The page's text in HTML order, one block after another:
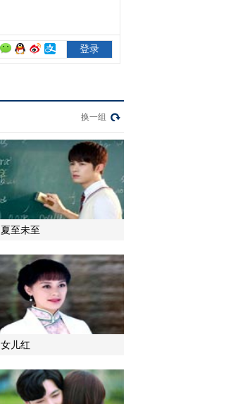
精彩看点
《姥爷的抗战》 第28集
2014-12-18 21:51:02
《姥爷的抗战》 第29集
精彩看点
2014-12-18 21:54:23
《姥爷的抗战》 第30集
精彩看点
2014-12-18 22:12:37
《姥爷的抗战》 第31集
精彩看点
2014-12-22 08:57:07
换一组
夏至未至
女儿红